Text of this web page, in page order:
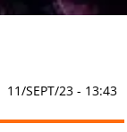
11/SEPT/23 - 13:43